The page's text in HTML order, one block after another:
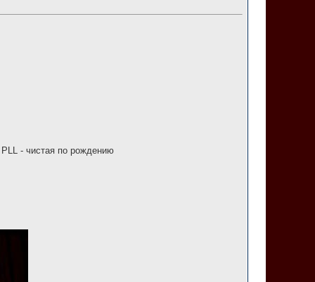
- чистая по рождению